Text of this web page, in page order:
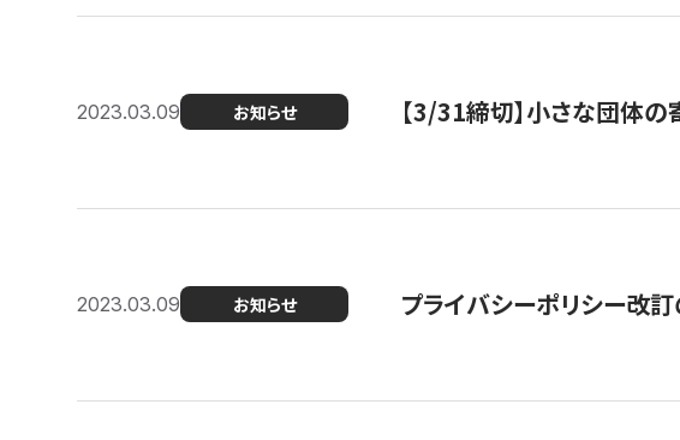
2023.03.09 お知らせ 【3/31締切】小さな団体
2023.03.09 お知らせ プライバシーポリシー改